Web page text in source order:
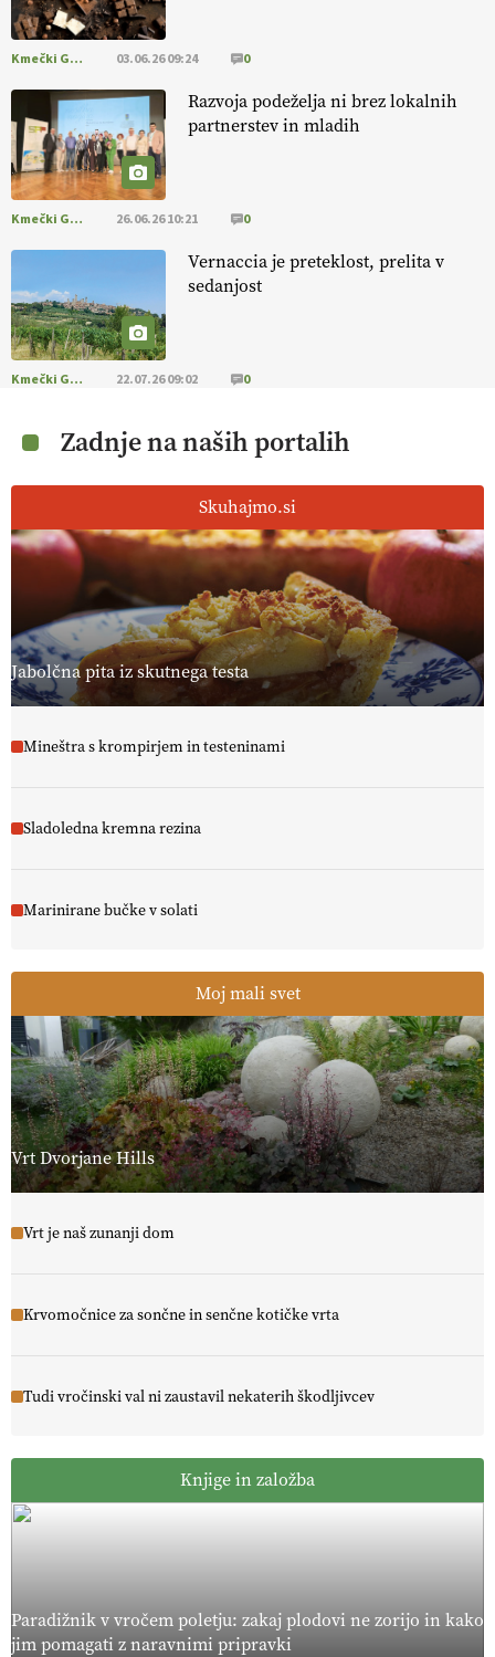
Kmečki Glas 03.06.26 09:24 0
Razvoja podeželja ni brez lokalnih
partnerstev in mladih
Kmečki Glas 26.06.26 10:21 0
Vernaccia je preteklost, prelita v
sedanjost
Kmečki Glas 22.07.26 09:02 0
Zadnje na naših portalih
Skuhajmo.si
Jabolčna pita iz skutnega testa
Mineštra s krompirjem in testeninami
Sladoledna kremna rezina
Marinirane bučke v solati
Moj mali svet
Vrt Dvorjane Hills
Vrt je naš zunanji dom
Krvomočnice za sončne in senčne kotičke vrta
Tudi vročinski val ni zaustavil nekaterih škodljivcev
Knjige in založba
Paradižnik v vročem poletju: zakaj plodovi ne zorijo in kako
jim pomagati z naravnimi pripravki